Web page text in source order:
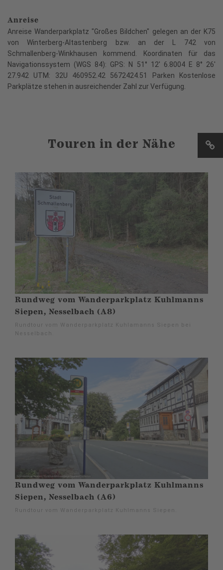
Anreise
Anreise Wanderparkplatz "Großes Bildchen" gelegen an der K75
von Winterberg-Altastenberg bzw. an der L 742 von
Schmallenberg-Winkhausen kommend. Koordinaten für das
Navigationssystem (WGS 84): GPS: N 51° 12' 6.8004 E 8° 26'
27.942 UTM: 32U 460952.42 5672424.51 Parken Kostenlose
Parkplätze stehen in ausreichender Zahl zur Verfügung.
Touren in der Nähe
Rundweg vom Wanderparkplatz Kuhlmanns
Siepen, Nesselbach (A8)
Rundtour vom Wanderparkplatz Kuhlamanns Siepen bei
Nesselbach.
Rundweg vom Wanderparkplatz Kuhlmanns
Siepen, Nesselbach (A6)
Rundtour vom Wanderparkplatz Kuhlmanns Siepen.